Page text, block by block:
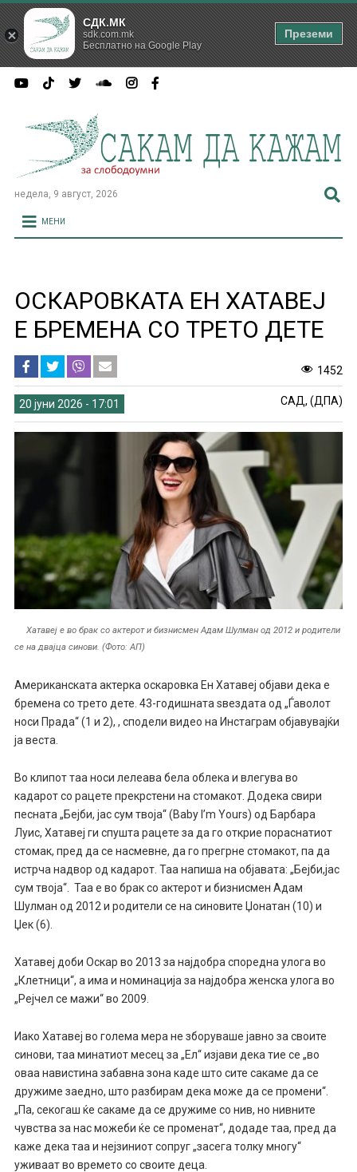
недела, 9 август, 2026
МЕНИ
ОСКАРОВКАТА ЕН ХАТАВЕЈ
Е БРЕМЕНА СО ТРЕТО ДЕТЕ
1452
20 јуни 2026 - 17:01 САД, (ДПА)
Хатавеј е во брак со актерот и бизнисмен Адам Шулман од 2012 и родители
се на двајца синови. (Фото: АП)
Американската актерка оскаровка Ен Хатавеј објави дека е
бремена со трето дете. 43-годишната ѕвездата од „Ѓаволот
носи Прада“ (1 и 2), , сподели видео на Инстаграм објавувајќи
ја веста.
Во клипот таа носи лелеава бела облека и влегува во
кадарот со рацете прекрстени на стомакот. Додека свири
песната „Бејби, јас сум твоја“ (Baby I’m Yours) од Барбара
Луис, Хатавеј ги спушта рацете за да го открие пораснатиот
стомак, пред да се насмевне, да го прегрне стомакот, па да
истрча надвор од кадарот. Таа напиша на објавата: „Бејби,јас
сум твоја“. Таа е во брак со актерот и бизнисмен Адам
Шулман од 2012 и родители се на синовите Џонатан (10) и
Џек (6).
Хатавеј доби Оскар во 2013 за најдобра споредна улога во
„Клетници“, а има и номинација за најдобра женска улога во
„Рејчел се мажи“ во 2009.
Иако Хатавеј во голема мера не зборуваше јавно за своите
синови, таа минатиот месец за „Ел“ изјави дека тие се „во
оваа навистина забавна зона каде што сите сакаме да се
дружиме заедно, што разбирам дека може да се промени“.
„Па, секогаш ќе сакаме да се дружиме со нив, но нивните
чувства за нас можеби ќе се променат“, додаде таа, пред да
каже дека таа и нејзиниот сопруг „засега толку многу“
уживаат во времето со своите деца.
СДК.МК
sdk.com.mk
Бесплатно на Google Play
Преземи